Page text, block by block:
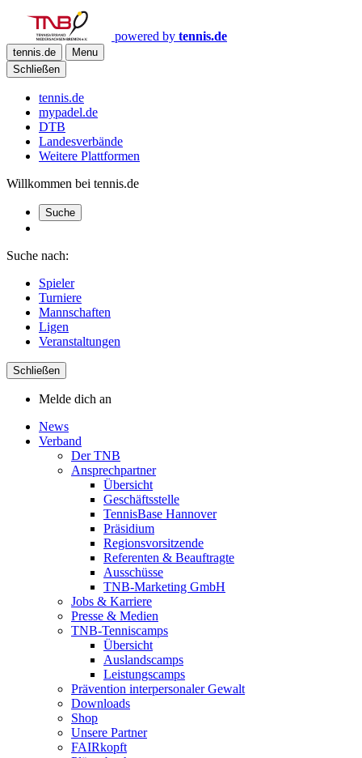
powered by tennis.de
tennis.de
Menu
Schließen
tennis.de
mypadel.de
DTB
Landesverbände
Weitere Plattformen
Willkommen bei tennis.de
Suche
Suche nach:
Spieler
Turniere
Mannschaften
Ligen
Veranstaltungen
Schließen
Melde dich an
News
Verband
Der TNB
Ansprechpartner
Übersicht
Geschäftsstelle
TennisBase Hannover
Präsidium
Regionsvorsitzende
Referenten & Beauftragte
Ausschüsse
TNB-Marketing GmbH
Jobs & Karriere
Presse & Medien
TNB-Tenniscamps
Übersicht
Auslandscamps
Leistungscamps
Prävention interpersonaler Gewalt
Downloads
Shop
Unsere Partner
FAIRkopft